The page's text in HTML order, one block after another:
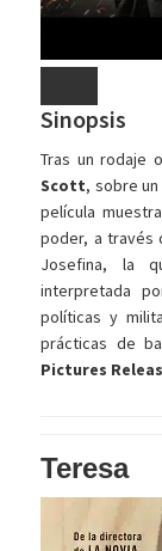
Sinopsis
Tras un rodaje
Scott, sobre
película
poder, a través
Josefina, la
interpretada
políticas y
prácticas de
Pictures
Teresa